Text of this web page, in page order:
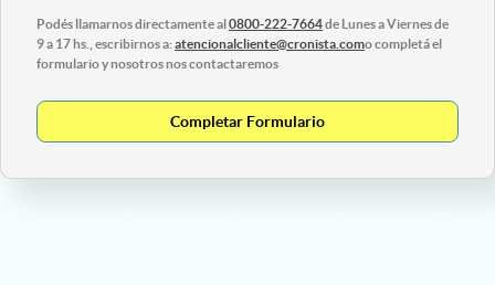
Podés llamarnos directamente al 0800-222-7664de Lunes a Viernes de
9 a 17 hs., escribirnos a:atencionalcliente@cronista.como completá el
formulario y nosotros nos contactaremos
Completar Formulario